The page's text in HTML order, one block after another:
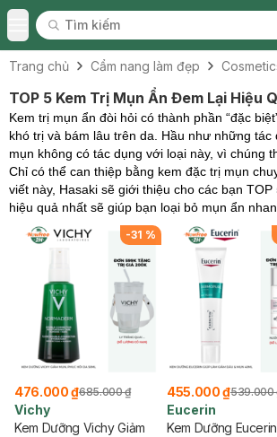
Toggle Menu
Tìm kiếm
Tìm kiếm
Trang chủ Cẩm nang làm đẹp
TOP 5 Kem Trị Mụn Ẩn Đem Lại Hiệu
Kem trị mụn ẩn đòi hỏi có thành phần “đặc
khó trị và bám lâu trên da. Hầu như những tác
mụn không có tác dụng với loại này, vì chúng
Chỉ có thể can thiệp bằng kem đặc trị mụn
viết này, Hasaki sẽ giới thiệu cho các bạn TOP
hiệu quả nhất sẽ giúp bạn loại bỏ mụn ẩn
-31 %
476.000 ₫685.000 ₫
Vichy
Kem Dưỡng Vichy Giảm
455.000 ₫539.000
Eucerin
Kem Dưỡng